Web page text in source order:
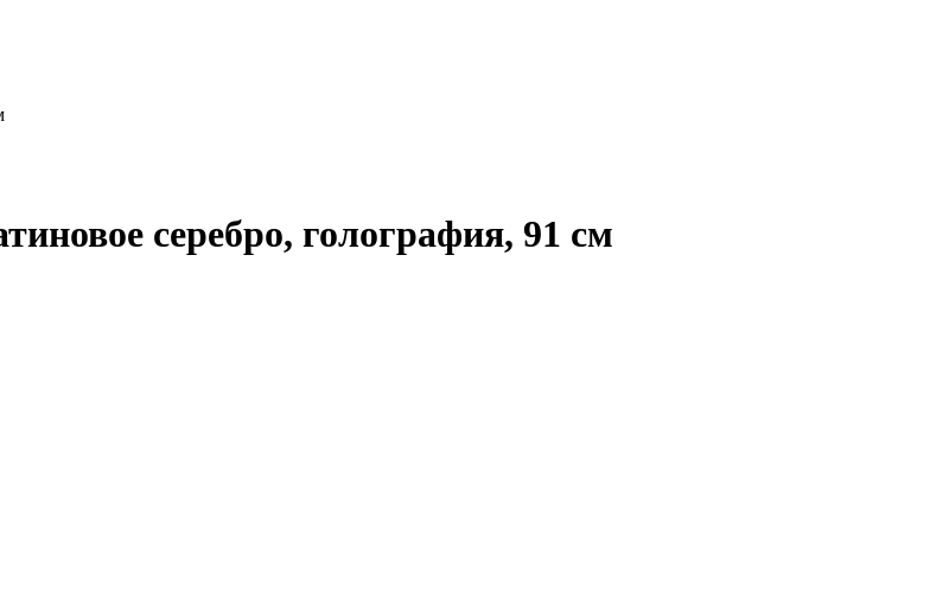
серебро, голография, 91 см